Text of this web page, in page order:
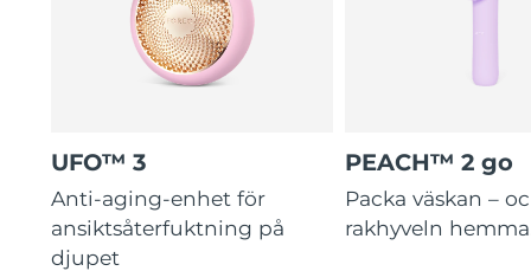
UFO™ 3
Anti-aging-enhet för
ansiktsåterfuktning på
djupet
PEACH™ 2 go
Packa väskan –
rakhyveln